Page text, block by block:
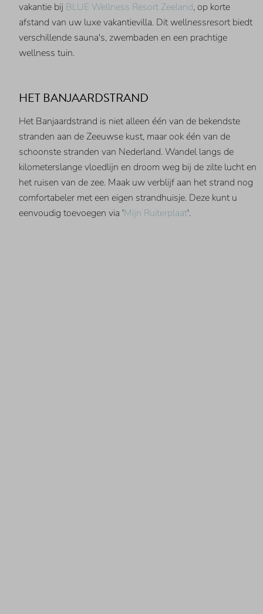
vakantie bij BLUE Wellness Resort Zeeland, op korte
afstand van uw luxe vakantievilla. Dit wellnessresort biedt
verschillende sauna's, zwembaden en een prachtige
wellness tuin.
HET BANJAARDSTRAND
Het Banjaardstrand is niet alleen één van de bekendste
stranden aan de Zeeuwse kust, maar ook één van de
schoonste stranden van Nederland. Wandel langs de
kilometerslange vloedlijn en droom weg bij de zilte lucht en
het ruisen van de zee. Maak uw verblijf aan het strand nog
comfortabeler met een eigen strandhuisje. Deze kunt u
eenvoudig toevoegen via 'Mijn Ruiterplaat'.